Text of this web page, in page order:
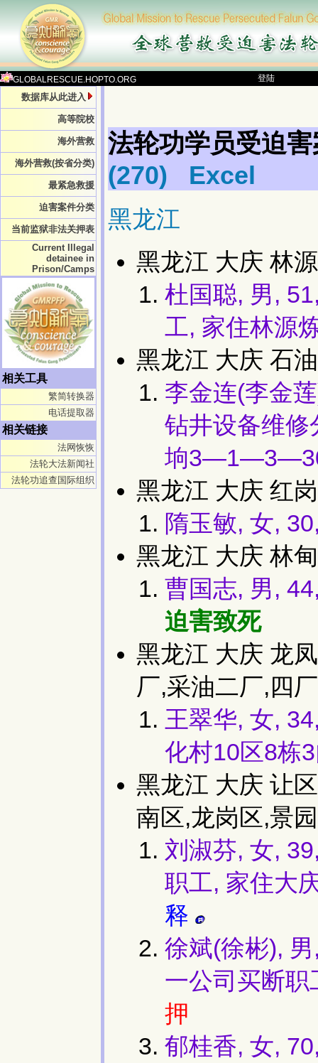
GLOBALRESCUE.HOPTO.ORG 登陆
数据库从此进入
高等院校
海外营救
海外营救(按省分类)
最紧急救援
迫害案件分类
当前监狱非法关押表
Current Illegal
detainee in
Prison/Camps
相关工具
繁简转换器
电话提取器
相关链接
法网恢恢
法轮大法新闻社
法轮功追查国际组织
法轮功学员受迫
(270)
Excel
黑龙江
黑龙江 大庆 林
杜国聪, 男,
工, 家住林
黑龙江 大庆 石
李金连(李金
钻井设备维修
垧
黑龙江 大庆 红
隋玉敏, 女,
黑龙江 大庆 林
曹国志, 男,
迫害致死
黑龙江 大庆 龙
厂,采油二厂,四
王翠华, 女,
化村10区8栋
黑龙江 大庆 让
南区,龙岗区,景
刘淑芬, 女,
职工, 家住大
释
徐斌(徐彬),
一公司买断
押
郁桂香, 女,